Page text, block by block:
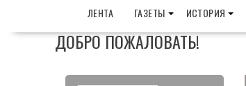
ЛЕНТА ГАЗЕТЫ ИСТОРИЯ
ДОБРО ПОЖАЛОВАТЬ!